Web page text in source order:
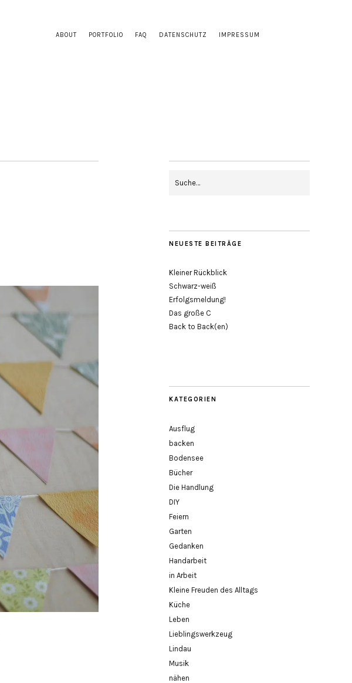
ABOUT PORTFOLIO FAQ DATENSCHUTZ IMPRESSUM
NEUESTE BEITRÄGE
Kleiner Rückblick
Schwarz-weiß
Erfolgsmeldung!
Das große C
Back to Back(en)
KATEGORIEN
Ausflug
backen
Bodensee
Bücher
Die Handlung
DIY
Feiern
Garten
Gedanken
Handarbeit
in Arbeit
Kleine Freuden des Alltags
Küche
Leben
Lieblingswerkzeug
Lindau
Musik
nähen